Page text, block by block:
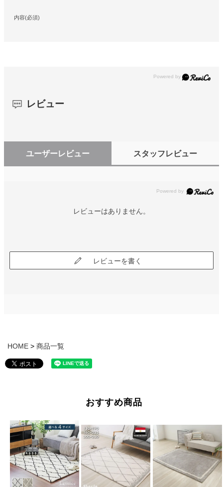
内容(必須)
レビュー
ユーザーレビュー スタッフレビュー
レビューはありません。
レビューを書く
HOME 商品一覧
おすすめ商品